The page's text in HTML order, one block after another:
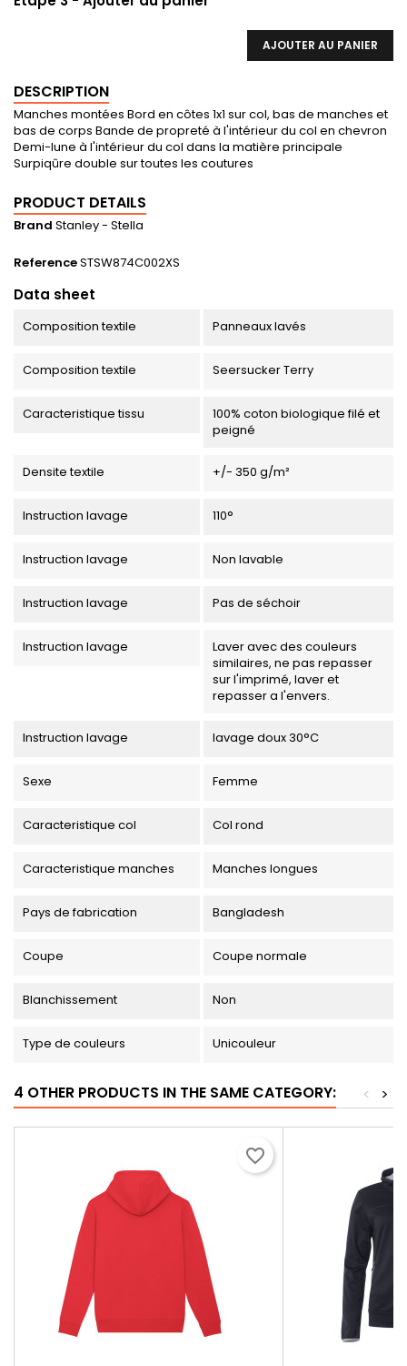
AJOUTER AU PANIER
DESCRIPTION
Manches montées Bord en côtes 1x1 sur col, bas de manches et
bas de corps Bande de propreté à l'intérieur du col en chevron
Demi-lune à l'intérieur du col dans la matière principale
Surpiqûre double sur toutes les coutures
PRODUCT DETAILS
Brand Stanley - Stella
ReferenceSTSW874C002XS
Data sheet
Composition textile Panneaux lavés
Composition textile Seersucker Terry
Caracteristique tissu
100% coton biologique filé et
peigné
Densite textile +/- 350 g/m²
Instruction lavage 110°
Instruction lavage Non lavable
Instruction lavage Pas de séchoir
Instruction lavage
Laver avec des couleurs
similaires, ne pas repasser
sur l'imprimé, laver et
repasser a l'envers.
Instruction lavage lavage doux 30°C
Sexe Femme
Caracteristique col Col rond
Caracteristique manches Manches longues
Pays de fabrication Bangladesh
Coupe Coupe normale
Blanchissement Non
Type de couleurs Unicouleur
4 OTHER PRODUCTS IN THE SAME CATEGORY: >
<
favorite_border